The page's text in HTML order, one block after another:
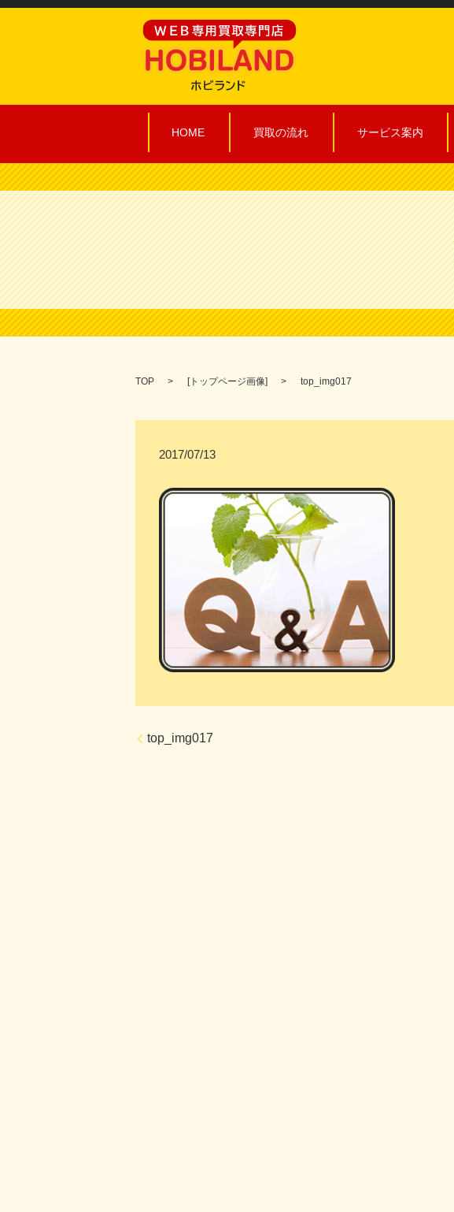
HOME 買取の流れ サービス案内
TOP [トップページ画像] top_img017
2017/07/13
top_img017